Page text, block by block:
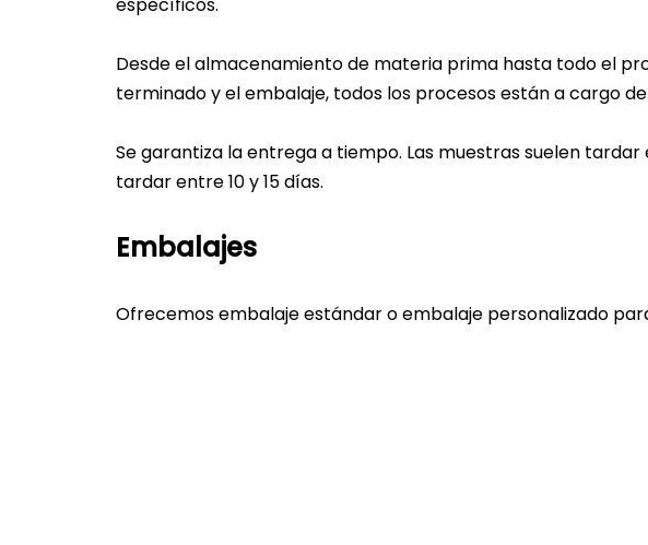
Desde el almacenamiento de materia prima hasta todo el
terminado y el embalaje, todos los procesos están a cargo
Se garantiza la entrega a tiempo. Las muestras suelen
tardar entre 10 y 15 días.
Embalajes
Ofrecemos embalaje estándar o embalaje personalizado